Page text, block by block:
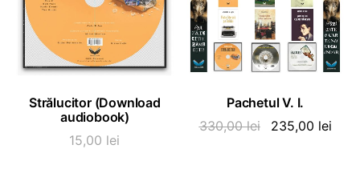
ADAUGĂ ÎN COȘ
Strălucitor (Download
audiobook)
15,00 lei
ADAUGĂ ÎN COȘ
Pachetul V. I.
330,00lei
Prețul
235,00 lei